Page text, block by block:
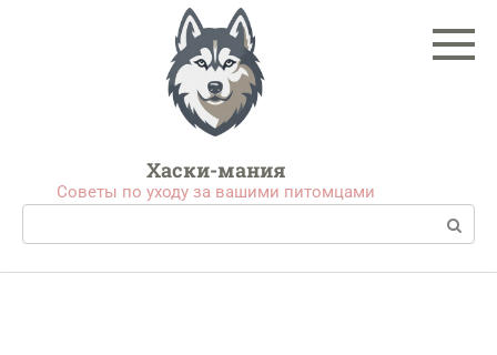
Хаски-мания
Советы по уходу за вашими питомцами
Поиск: